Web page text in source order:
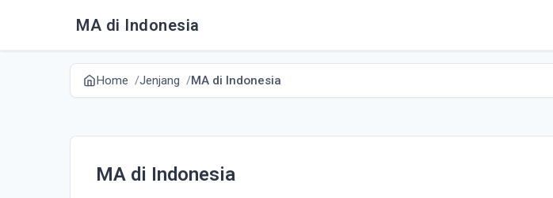
MA di Indonesia
Home Jenjang MA di Indonesia
MA di Indonesia